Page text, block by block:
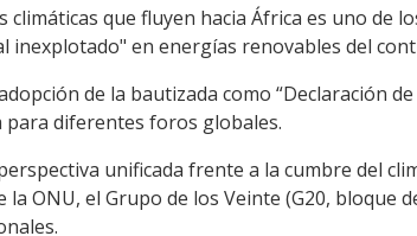
climáticas que fluyen hacia África es uno de
en energías renovables del
de la bautizada como “Declaración
diferentes foros globales.
unificada frente a la cumbre del
la ONU, el Grupo de los Veinte (G20, bloque